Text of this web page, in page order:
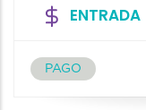
ENTRADA
PAGO